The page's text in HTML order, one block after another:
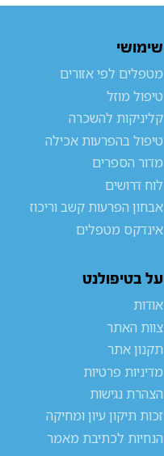
שימושי
מטפלים לפי אזורים
טיפול מוזל
קליניקות להשכרה
טיפול בהפרעות אכילה
מדור הספרים
לוח דרושים
אבחון הפרעות קשב וריכוז
אינדקס מטפלים
על בטיפולנט
אודות
צוות האתר
תקנון אתר
מדיניות פרטיות
הצהרת נגישות
זכות תיקון עיון ומחיקה
הנחיות לכתיבת מאמר